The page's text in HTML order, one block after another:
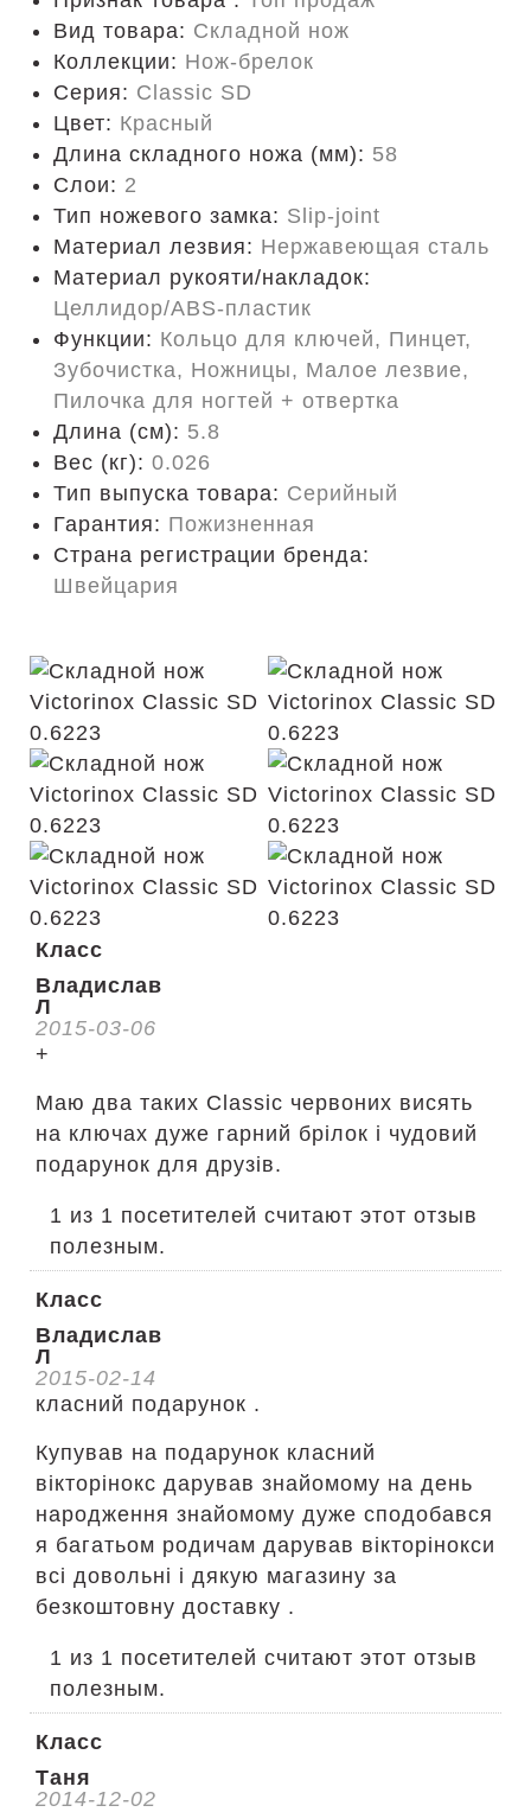
Вид товара: Складной нож
Коллекции: Нож-брелок
Серия: Classic SD
Цвет: Красный
Длина складного ножа (мм): 58
Слои: 2
Тип ножевого замка: Slip-joint
Материал лезвия: Нержавеющая сталь
Материал рукояти/накладок:
Целлидор/ABS-пластик
Функции: Кольцо для ключей, Пинцет,
Зубочистка, Ножницы, Малое лезвие,
Пилочка для ногтей + отвертка
Длина (cм): 5.8
Вес (кг): 0.026
Тип выпуска товара: Серийный
Гарантия: Пожизненная
Страна регистрации бренда:
Швейцария
Класс
Владислав
Л
2015-03-06
+
Маю два таких Classic червоних висять
на ключах дуже гарний брілок і чудовий
подарунок для друзів.
1 из 1 посетителей считают этот отзыв
полезным.
Класс
Владислав
Л
2015-02-14
класний подарунок .
Купував на подарунок класний
вікторінокс дарував знайомому на день
народження знайомому дуже сподобався
я багатьом родичам дарував вікторінокси
всі довольні і дякую магазину за
безкоштовну доставку .
1 из 1 посетителей считают этот отзыв
полезным.
Класс
Таня
2014-12-02